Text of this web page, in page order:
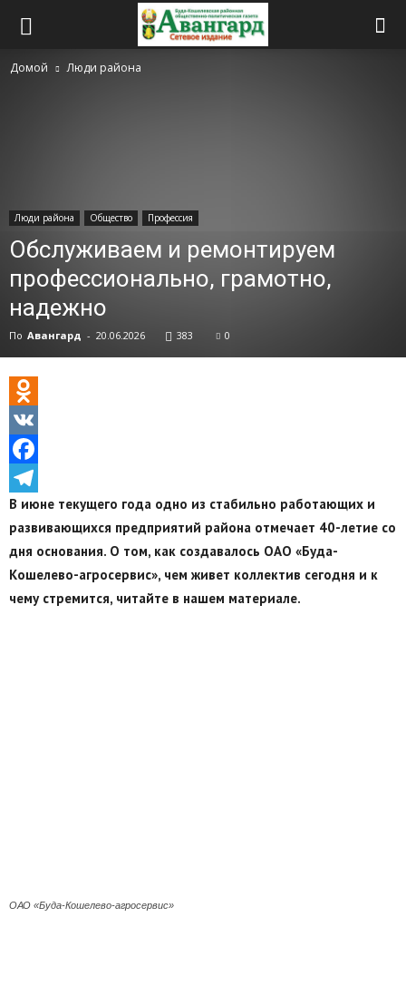
Домой Люди района
Люди района Общество Профессия
Обслуживаем и ремонтируем
профессионально, грамотно,
надежно
По Авангард - 20.06.2026 383 0
Odnoklassniki
VK
Facebook
Telegram
В июне текущего года одно из стабильно работающих и
развивающихся предприятий района отмечает 40-летие со
дня основания. О том, как создавалось ОАО «Буда-
Кошелево-агросервис», чем живет коллектив сегодня и к
чему стремится, читайте в нашем материале.
ОАО «Буда-Кошелево-агросервис»